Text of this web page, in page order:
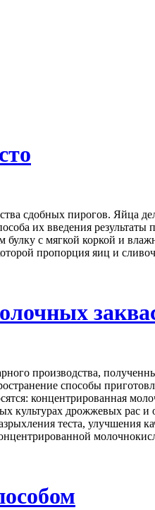
сдобных пирогов. Яйца
их введения
булку с мягкой коркой и
пропорция яиц и
производства,
способы
концентрированная
культурах дрожжевых рас
теста, улучшения